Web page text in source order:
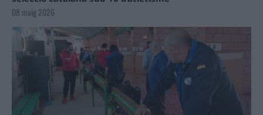
08 maig 2026